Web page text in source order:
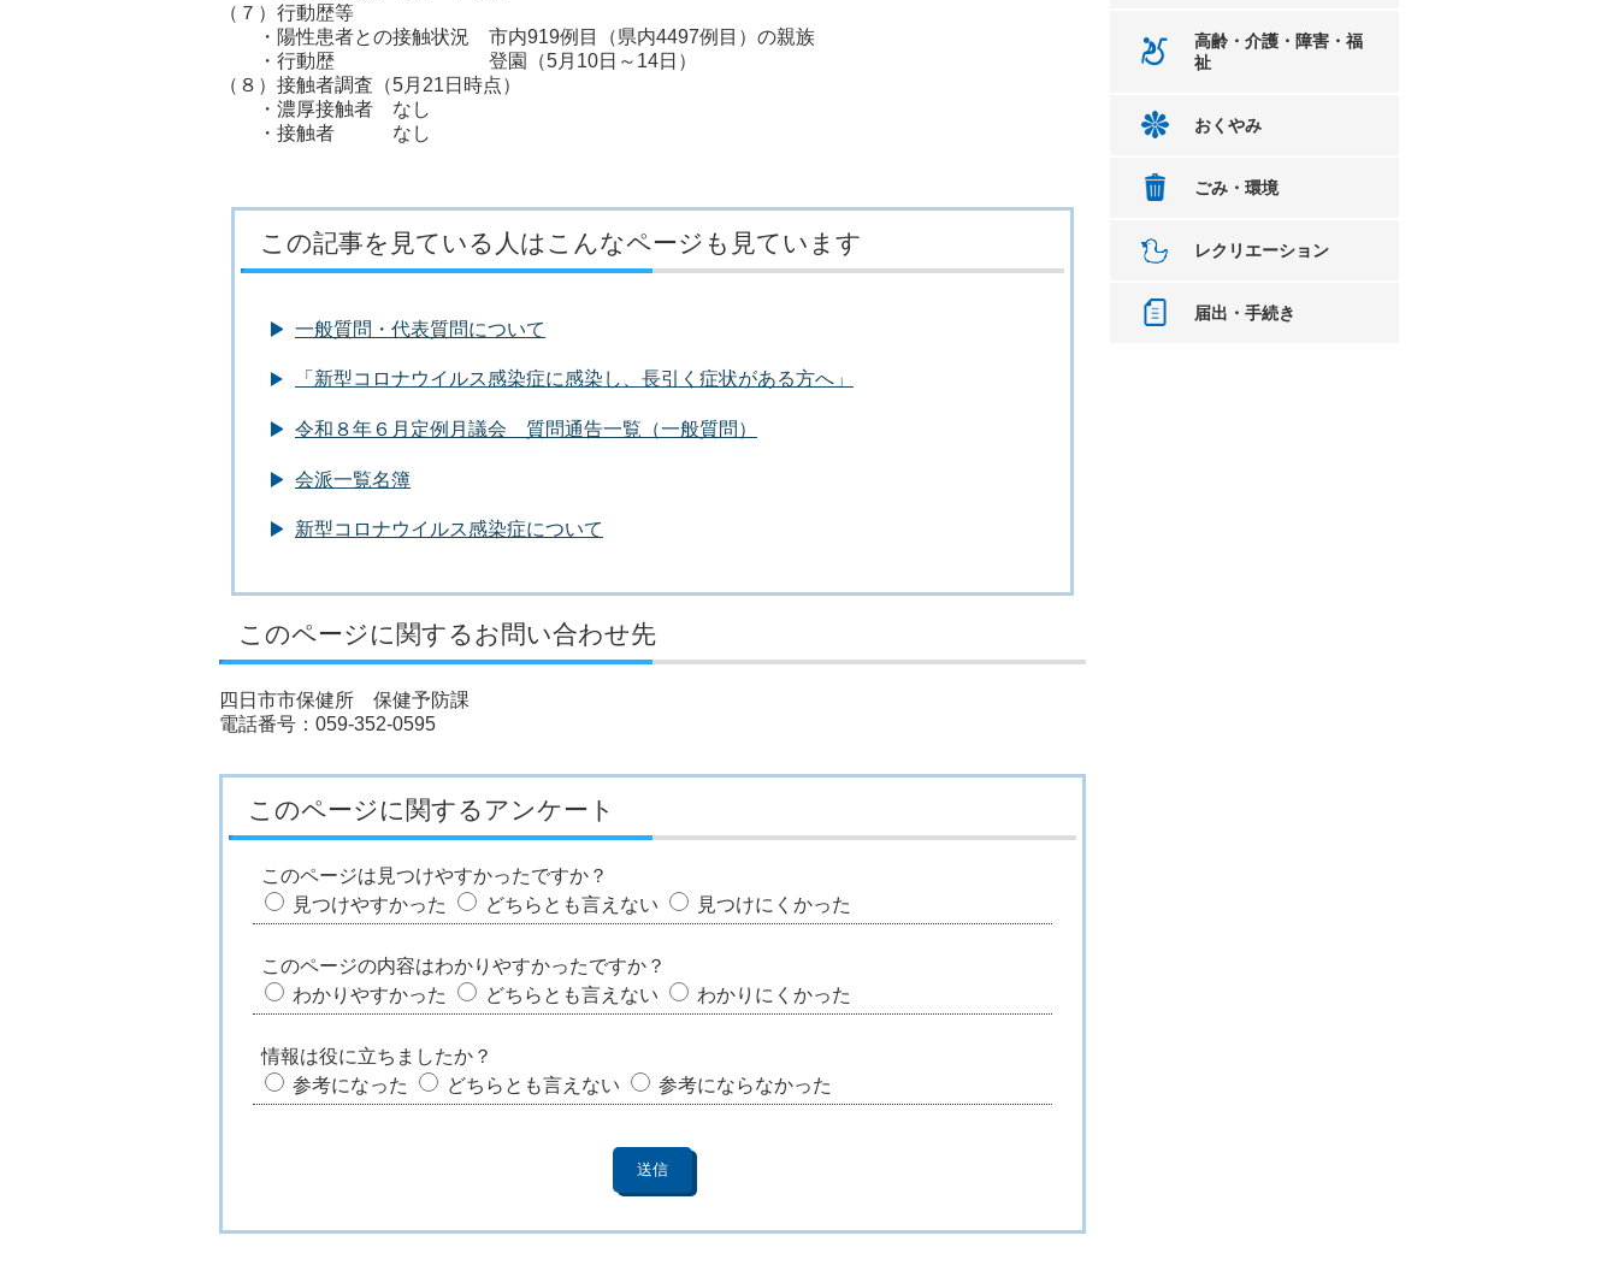
（７）行動歴等
・陽性患者との接触状況 市内919例目（県内4497例目）の親族
・行動歴 登園（5月10日～14日）
（８）接触者調査（5月21日時点）
・濃厚接触者 なし
・接触者 なし
この記事を見ている人はこんなページも見ています
一般質問・代表質問について
「新型コロナウイルス感染症に感染し、長引く症状がある方へ」
令和８年６月定例月議会 質問通告一覧（一般質問）
会派一覧名簿
新型コロナウイルス感染症について
このページに関するお問い合わせ先
四日市市保健所 保健予防課
電話番号：059-352-0595
このページに関するアンケート
このページは見つけやすかったですか？
見つけやすかった
どちらとも言えない 見つけにくかった
このページの内容はわかりやすかったですか？
わかりやすかった
どちらとも言えない わかりにくかった
情報は役に立ちましたか？
参考になった
どちらとも言えない 参考にならなかった
高齢・介護・障害・福
祉
おくやみ
ごみ・環境
レクリエーション
届出・手続き